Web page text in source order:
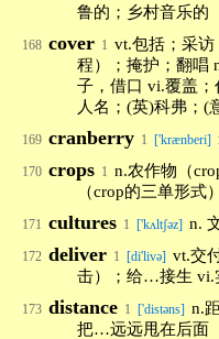
鲁的；乡村音乐的
168 cover 1 vt.包括；采
程）；掩护；翻唱
子，借口 vi.覆盖
人名；(英)科弗；(
169 cranberry 1 ['krænberi]
170 crops 1 n.农作物（
（crop的三单形式
171 cultures 1 ['kʌltʃəz] n.
172 deliver 1 [di'livə] vt.交
击）；给…接生 vi.
173 distance 1 ['distəns] n.
把…远远甩在后面